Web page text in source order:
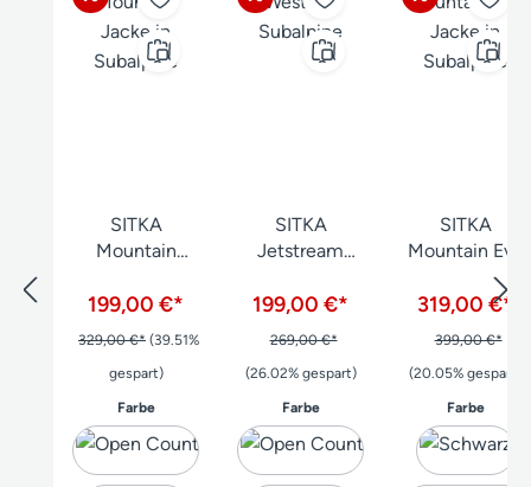
SITKA
Mountain
199,00 €*
329,00 €* (39.51%
gespart)
Farbeauswählen
SITKA
Jetstream
199,00 €*
269,00 €*
(26.02% gespart)
Farbeauswählen
SITKA
Mountain Evo
319,00 €*
399,00 €*
(20.05% gespart)
Farbe